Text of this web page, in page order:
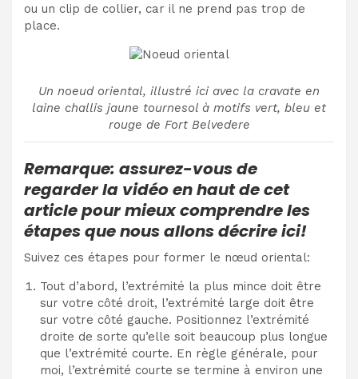
ou un clip de collier, car il ne prend pas trop de
place.
Un noeud oriental, illustré ici avec la cravate en
laine challis jaune tournesol à motifs vert, bleu et
rouge de Fort Belvedere
Remarque: assurez-vous de
regarder la vidéo en haut de cet
article pour mieux comprendre les
étapes que nous allons décrire ici!
Suivez ces étapes pour former le nœud oriental:
Tout d’abord, l’extrémité la plus mince doit être
sur votre côté droit, l’extrémité large doit être
sur votre côté gauche. Positionnez l’extrémité
droite de sorte qu’elle soit beaucoup plus longue
que l’extrémité courte. En règle générale, pour
moi, l’extrémité courte se termine à environ une